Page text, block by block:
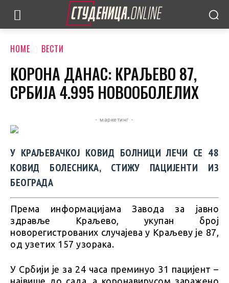
HOME ВЕСТИ
КОРОНА ДАНАС: КРАЉЕВО 87,
СРБИЈА 4.995 НОВООБОЛЕЛИХ
- маркетинг -
У КРАЉЕВАЧКОЈ КОВИД БОЛНИЦИ ЛЕЧИ СЕ 48
КОВИД БОЛЕСНИКА, СТИЖУ ПАЦИЈЕНТИ ИЗ
БЕОГРАДА
Према информацијама Завода за јавно
здравље Краљево, укупан број
новорегистрованих случајева у Краљеву је 87,
од узетих 157 узорака.
У Србији је за 24 часа преминуо 31 пацијент –